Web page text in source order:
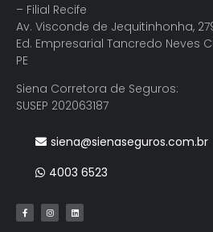
– Filial Recife
Av. Visconde de Jequitinhonha,
Ed. Empresarial Tancredo Neves
PE
Siena Corretora de Seguros:
SUSEP 202063187
siena@sienaseguros.com.br
4003 6523